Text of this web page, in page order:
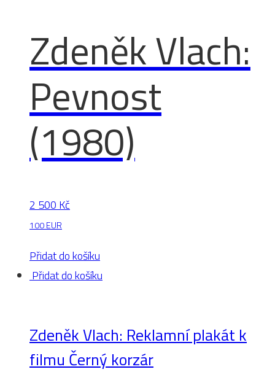
Zdeněk Vlach:
Pevnost
(1980)
2 500 Kč
100 EUR
Přidat do košíku
Přidat do košíku
Zdeněk Vlach: Reklamní plakát k
filmu Černý korzár